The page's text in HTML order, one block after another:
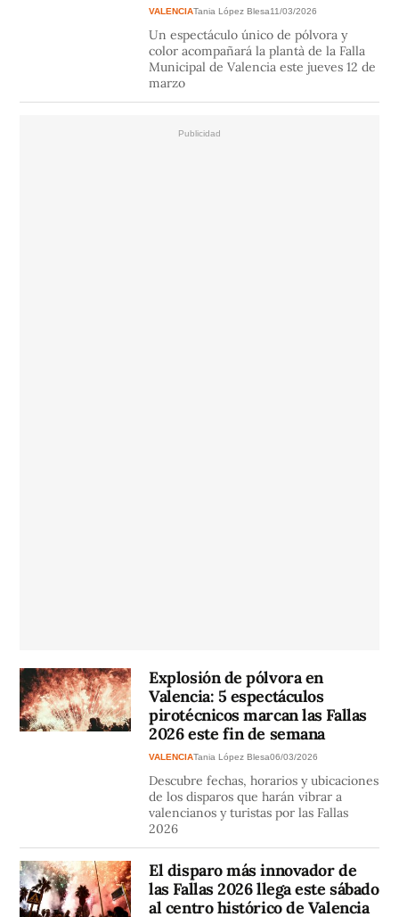
VALENCIATania López Blesa11/03/2026
Un espectáculo único de pólvora y
color acompañará la plantà de la Falla
Municipal de Valencia este jueves 12 de
marzo
Explosión de pólvora en
Valencia: 5 espectáculos
pirotécnicos marcan las Fallas
2026 este fin de semana
VALENCIATania López Blesa06/03/2026
Descubre fechas, horarios y ubicaciones
de los disparos que harán vibrar a
valencianos y turistas por las Fallas
2026
El disparo más innovador de
las Fallas 2026 llega este sábado
al centro histórico de Valencia